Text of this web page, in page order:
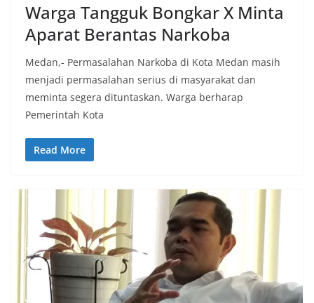
Warga Tangguk Bongkar X Minta
Aparat Berantas Narkoba
Medan,- Permasalahan Narkoba di Kota Medan masih
menjadi permasalahan serius di masyarakat dan
meminta segera dituntaskan. Warga berharap
Pemerintah Kota
Read More